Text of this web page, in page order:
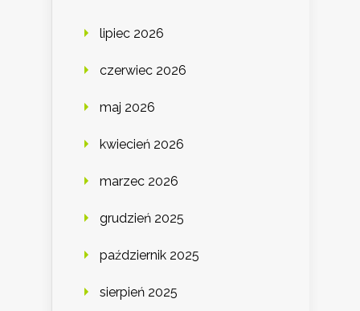
lipiec 2026
czerwiec 2026
maj 2026
kwiecień 2026
marzec 2026
grudzień 2025
październik 2025
sierpień 2025